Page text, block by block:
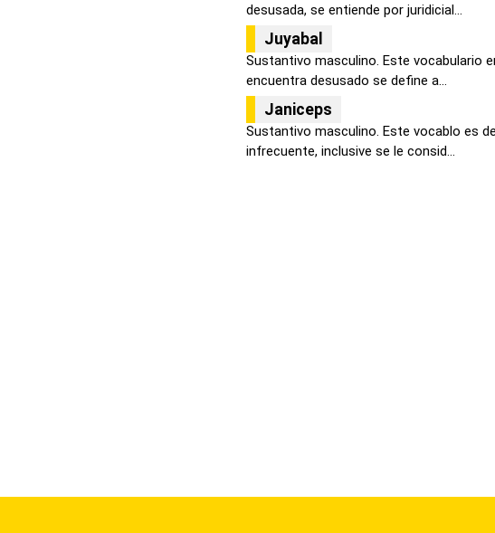
desusada, se entiende por juridicial...
Juyabal
Sustantivo masculino. Este vocabulario
encuentra desusado se define a...
Janiceps
Sustantivo masculino. Este vocablo es
infrecuente, inclusive se le consid...